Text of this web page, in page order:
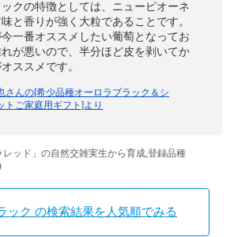
クの特徴としては、ニューピオーネ
と香りが強く大粒であることです。
一番オススメしたい葡萄となってお
れが悪いので、半分ほど皮を剥いてか
ススメです。
さんの[希少品種オーロラブラック＆シ
トご家庭用ギフト]より
ッド」の自然交雑実生から育成,登録品種
ック の検索結果を人気順でみる